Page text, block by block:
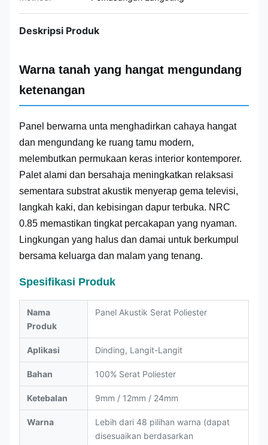
Deskripsi Produk
Warna tanah yang hangat mengundang
ketenangan
Panel berwarna unta menghadirkan cahaya hangat
dan mengundang ke ruang tamu modern,
melembutkan permukaan keras interior kontemporer.
Palet alami dan bersahaja meningkatkan relaksasi
sementara substrat akustik menyerap gema televisi,
langkah kaki, dan kebisingan dapur terbuka. NRC
0.85 memastikan tingkat percakapan yang nyaman.
Lingkungan yang halus dan damai untuk berkumpul
bersama keluarga dan malam yang tenang.
Spesifikasi Produk
Nama
Produk
Panel Akustik Serat Poliester
Aplikasi Dinding, Langit-Langit
Bahan 100% Serat Poliester
Ketebalan 9mm / 12mm / 24mm
Warna
Lebih dari 48 pilihan warna (dapat
disesuaikan berdasarkan